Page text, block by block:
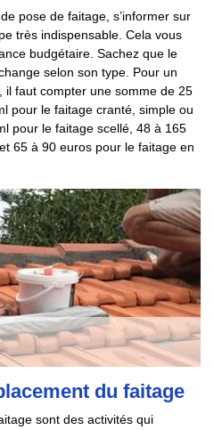
pose de faitage, s’informer sur
très indispensable. Cela vous
budgétaire. Sachez que le
selon son type. Pour un
il faut compter une somme de 25
pour le faitage cranté, simple ou
pour le faitage scellé, 48 à 165
65 à 90 euros pour le faitage en
du faitage
sont des activités qui